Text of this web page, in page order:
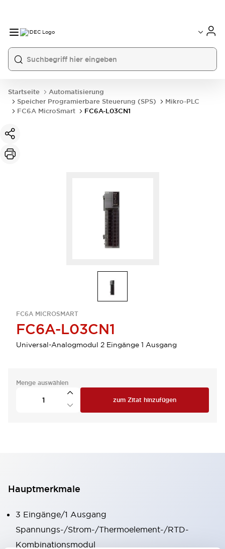
Startseite
Automatisierung
Speicher Programierbare Steuerung (SPS)
Mikro-PLC
FC6A MicroSmart
FC6A-L03CN1
FC6A MICROSMART
FC6A-L03CN1
Universal-Analogmodul 2 Eingänge 1 Ausgang
Menge auswählen
zum Zitat hinzufügen
Hauptmerkmale
3 Eingänge/1 Ausgang
Spannungs-/Strom-/Thermoelement-/RTD-
Kombinationsmodul